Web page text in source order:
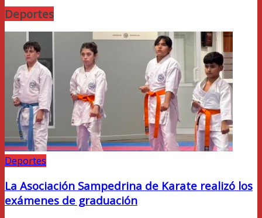
Deportes
Deportes
La Asociación Sampedrina de Karate realizó los
exámenes de graduación